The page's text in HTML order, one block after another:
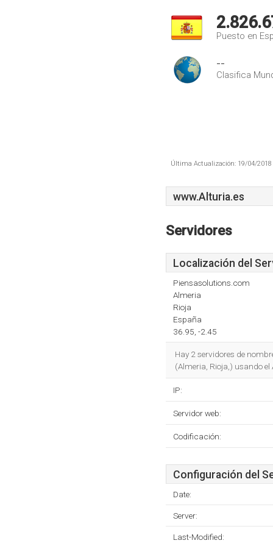
Puesto en
--
Clasifica
Última Actualización: 19/04/2018
www.Alturia.es
Servidores
Localización del
Piensasolutions.com
Almeria
Rioja
España
36.95, -2.45
Hay 2 servidores de
(Almeria, Rioja,) usando
IP:
Servidor web:
Codificación:
Configuración del
Date:
Server:
Last-Modified: